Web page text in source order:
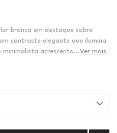
branca em destaque sobre
contraste elegante que ilumina
minimalista acrescenta...Ver mais